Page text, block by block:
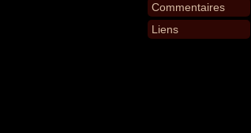
Commentaires
Liens